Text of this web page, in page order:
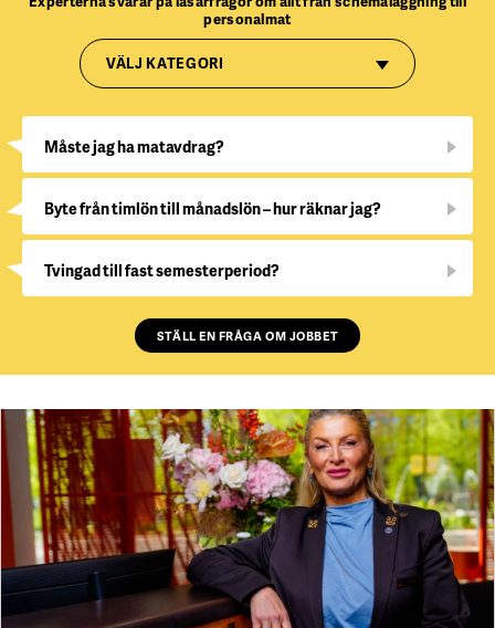
personalmat
VÄLJ KATEGORI
Måste jag ha matavdrag?
Byte från timlön till månadslön – hur räknar jag?
Tvingad till fast semesterperiod?
STÄLL EN FRÅGA OM JOBBET